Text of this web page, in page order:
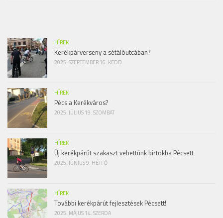
HÍREK
Kerékpárverseny a sétálóutcában?
2025. SZEPTEMBER 16. KEDD
HÍREK
Pécs a Kerékváros?
2025. JÚLIUS 19. SZOMBAT
HÍREK
Új kerékpárút szakaszt vehettünk birtokba Pécsett
2025. JÚNIUS 9. HÉTFŐ
HÍREK
További kerékpárút fejlesztések Pécsett!
2025. MÁJUS 14. SZERDA